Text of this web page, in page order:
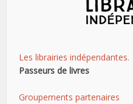
Les librairies indépendantes.
Passeurs de livres
Groupements partenaires